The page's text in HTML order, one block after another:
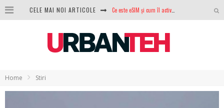
CELE MAI NOI ARTICOLE
Home Stiri